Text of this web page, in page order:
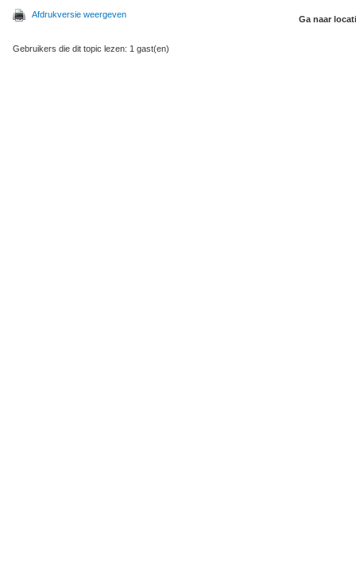
Afdrukversie weergeven Ga naar
Gebruikers die dit topic lezen: 1 gast(en)